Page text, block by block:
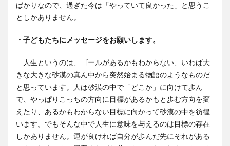
ばかりなので、過ぎた今は「やっていて良かった」と思うこ
としかありません。
・子どもたちにメッセージをお願いします。
人生というのは、ゴールがあるかもわからない、いわば大
きな大きな砂漠の真ん中から突然始まる物語のようなものだ
と思っています。人は砂漠の中で「どこか」に向けて歩ん
で、やっぱりこっちの方向に目標があるかもと歩む方向を変
えたり、あるかもわからない目標に向かって砂漠の中を彷徨
います。でもそんな中で人生に意味を与えるのは目標の存在
しかありません。運が良ければ自分が歩んだ先にそれがある